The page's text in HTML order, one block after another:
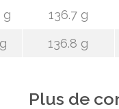
g 136.7 g
136.8 g
Plus de